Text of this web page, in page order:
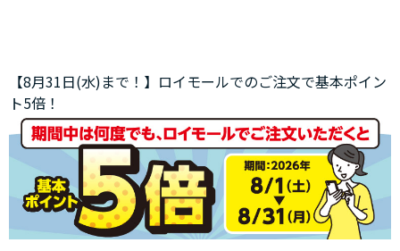
【8月31日(水)まで！】ロイモールでのご注文で基本ポイン
ト5倍！